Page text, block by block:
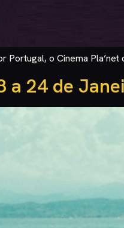
o Cinema
a 24 de